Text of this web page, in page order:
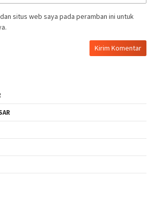
situs web saya pada peramban ini untuk